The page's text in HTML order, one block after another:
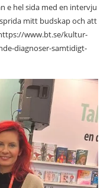
e hel sida med en intervju
mitt budskap och att
www.bt.se/kultur-
diagnoser-samtidigt-